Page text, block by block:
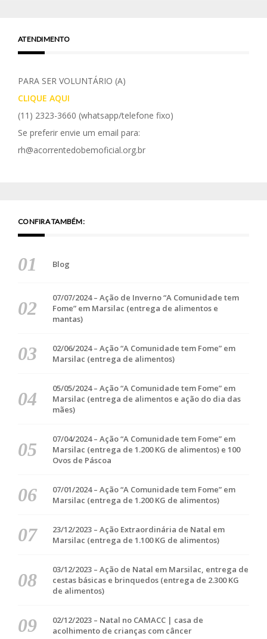
ATENDIMENTO
PARA SER VOLUNTÁRIO (A)
CLIQUE AQUI
(11) 2323-3660 (whatsapp/telefone fixo)
Se preferir envie um email para:
rh@acorrentedobemoficial.org.br
CONFIRA TAMBÉM:
Blog
07/07/2024 – Ação de Inverno “A Comunidade tem
Fome” em Marsilac (entrega de alimentos e
mantas)
02/06/2024 – Ação “A Comunidade tem Fome” em
Marsilac (entrega de alimentos)
05/05/2024 – Ação “A Comunidade tem Fome” em
Marsilac (entrega de alimentos e ação do dia das
mães)
07/04/2024 – Ação “A Comunidade tem Fome” em
Marsilac (entrega de 1.200 KG de alimentos) e 100
Ovos de Páscoa
07/01/2024 – Ação “A Comunidade tem Fome” em
Marsilac (entrega de 1.200 KG de alimentos)
23/12/2023 – Ação Extraordinária de Natal em
Marsilac (entrega de 1.100 KG de alimentos)
03/12/2023 – Ação de Natal em Marsilac, entrega de
cestas básicas e brinquedos (entrega de 2.300 KG
de alimentos)
02/12/2023 – Natal no CAMACC | casa de
acolhimento de crianças com câncer